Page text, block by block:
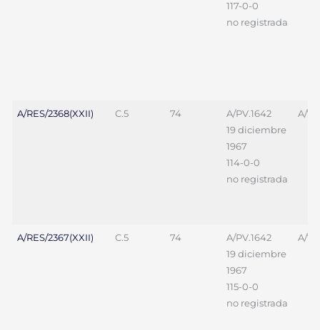
117-0-0
no registrada
A/RES/2368(XXII) C.5 74
A/PV.1642
19 diciembre
1967
114-0-0
no registrada
A/
A/RES/2367(XXII) C.5 74
A/PV.1642
19 diciembre
1967
115-0-0
no registrada
A/